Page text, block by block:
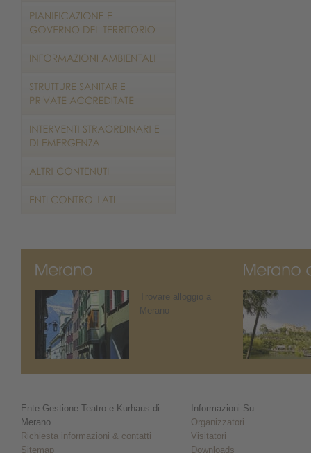
Trovare alloggio a
Merano
Ente Gestione Teatro e Kurhaus di
Merano
Richiesta informazioni & contatti
Sitemap
Informazioni Su
Organizzatori
Visitatori
Downloads